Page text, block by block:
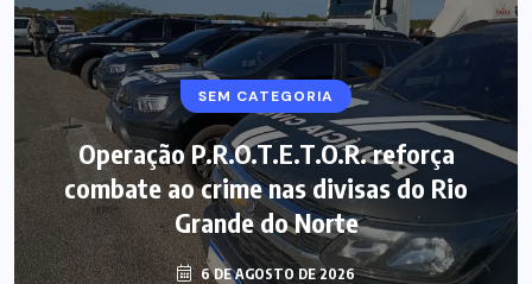
SEM CATEGORIA
Operação P.R.O.T.E.T.O.R. reforça
combate ao crime nas divisas do Rio
Grande do Norte
6 DE AGOSTO DE 2026